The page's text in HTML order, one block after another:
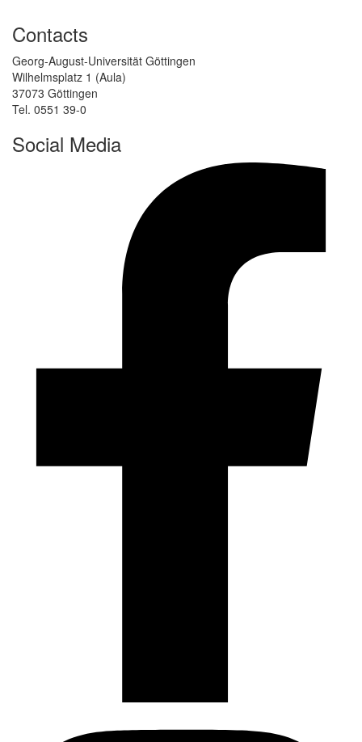
Contacts
Georg-August-Universität Göttingen
Wilhelmsplatz 1 (Aula)
37073 Göttingen
Tel. 0551 39-0
Social Media